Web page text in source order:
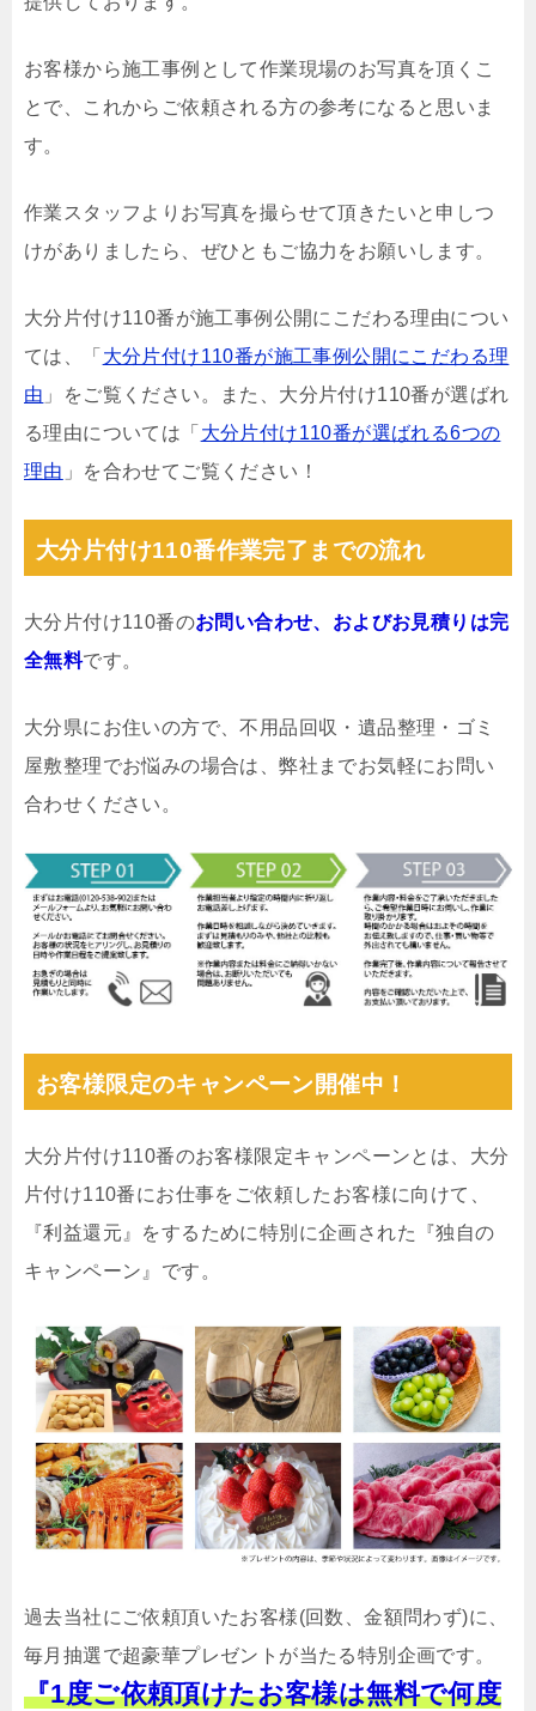
お客様から施工事例として作業現場のお写真を頂くこ
とで、これからご依頼される方の参考になると思いま
す。
作業スタッフよりお写真を撮らせて頂きたいと申しつ
けがありましたら、ぜひともご協力をお願いします。
大分片付け110番が施工事例公開にこだわる理由につい
ては、「 大分片付け110番が施工事例公開にこだわる理
由 」をご覧ください。また、大分片付け110番が選ばれ
る理由については「 大分片付け110番が選ばれる6つの
理由 」を合わせてご覧ください！
大分片付け110番作業完了までの流れ
大分片付け110番のお問い合わせ、およびお見積りは完
全無料です。
大分県にお住いの方で、不用品回収・遺品整理・ゴミ
屋敷整理でお悩みの場合は、弊社までお気軽にお問い
合わせください。
お客様限定のキャンペーン開催中！
大分片付け110番のお客様限定キャンペーンとは、大分
片付け110番にお仕事をご依頼したお客様に向けて、
『利益還元』をするために特別に企画された『独自の
キャンペーン』です。
過去当社にご依頼頂いたお客様(回数、金額問わず)に、
毎月抽選で超豪華プレゼントが当たる特別企画です。
『1度ご依頼頂けたお客様は無料で何度